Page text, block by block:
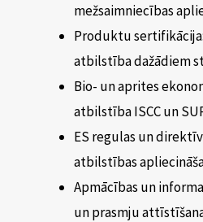
mežsaimniecības
Produktu
atbilstība dažādiem
Bio- un aprites
atbilstība ISCC un
ES regulas un
atbilstības
Apmācības un
un prasmju